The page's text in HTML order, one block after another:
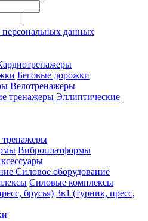
персональных данных
Беговые дорожки
Велотренажеры
Эллиптические
тренажеры
Виброплатформы
Силовое оборудование
Силовые комплексы
3в1 (турник, пресс,